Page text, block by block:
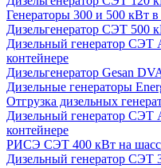
Генераторы 300 и 500 кВт
Дизельгенератор СЭТ 500
Дизельный генератор
контейнере
Дизельгенератор Gesan
Дизельные генераторы
Отгрузка дизельных
Дизельный генератор СЭТ
контейнере
РИСЭ СЭТ 400 кВт на
Дизельный генератор СЭТ